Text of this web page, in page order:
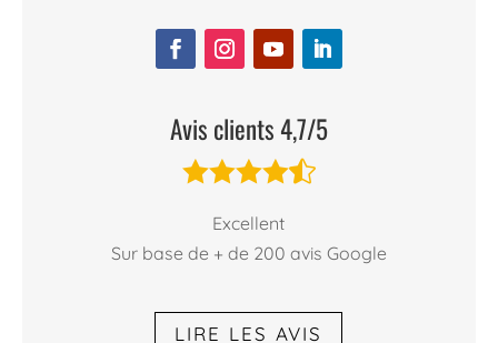
Avis clients 4,7/5

Excellent
Sur base de + de 200 avis Google
LIRE LES AVIS